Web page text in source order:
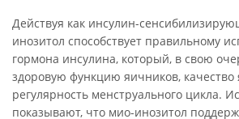
Действуя как инсулин-
инозитол способствует правильному
гормона инсулина, который, в свою
здоровую функцию яичников, качество
регулярность менструального цикла.
показывают, что мио-инозитол